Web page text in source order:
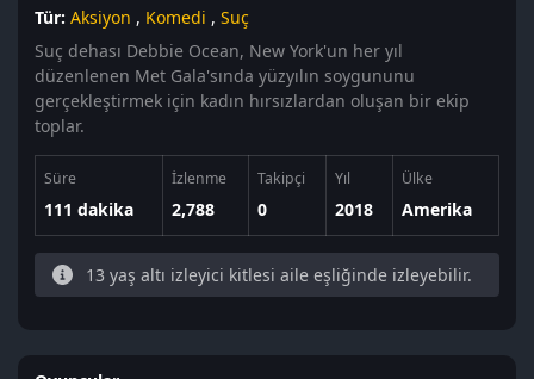
Tür: Aksiyon , Komedi , Suç
Suç dehası Debbie Ocean, New York'un her yıl
düzenlenen Met Gala'sında yüzyılın soygununu
gerçekleştirmek için kadın hırsızlardan oluşan bir ekip
toplar.
Süre
111 dakika
İzlenme
2,788
Takipçi
0
Yıl
2018
Ülke
Amerika
13 yaş altı izleyici kitlesi aile eşliğinde izleyebilir.